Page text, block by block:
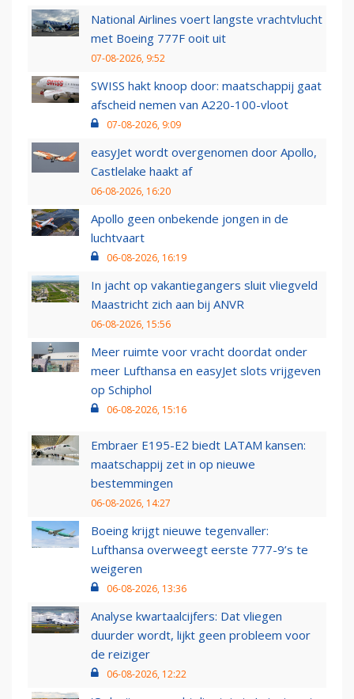
National Airlines voert langste vrachtvlucht
met Boeing 777F ooit uit
07-08-2026, 9:52
SWISS hakt knoop door: maatschappij gaat
afscheid nemen van A220-100-vloot
07-08-2026, 9:09
easyJet wordt overgenomen door Apollo,
Castlelake haakt af
06-08-2026, 16:20
Apollo geen onbekende jongen in de
luchtvaart
06-08-2026, 16:19
In jacht op vakantiegangers sluit vliegveld
Maastricht zich aan bij ANVR
06-08-2026, 15:56
Meer ruimte voor vracht doordat onder
meer Lufthansa en easyJet slots vrijgeven
op Schiphol
06-08-2026, 15:16
Embraer E195-E2 biedt LATAM kansen:
maatschappij zet in op nieuwe
bestemmingen
06-08-2026, 14:27
Boeing krijgt nieuwe tegenvaller:
Lufthansa overweegt eerste 777-9’s te
weigeren
06-08-2026, 13:36
Analyse kwartaalcijfers: Dat vliegen
duurder wordt, lijkt geen probleem voor
de reiziger
06-08-2026, 12:22